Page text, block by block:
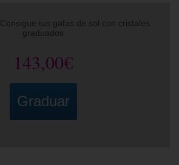
Consigue tus gafas de sol con cristales
graduados
143,00€
Graduar